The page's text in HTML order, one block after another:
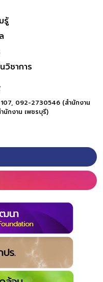
รู้
วิชาการ
092-2730546 (สำนักงาน
กงาน เพชรบุรี)